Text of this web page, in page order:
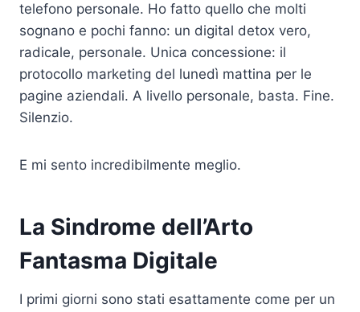
telefono personale. Ho fatto quello che molti
sognano e pochi fanno: un digital detox vero,
radicale, personale. Unica concessione: il
protocollo marketing del lunedì mattina per le
pagine aziendali. A livello personale, basta. Fine.
Silenzio.
E mi sento incredibilmente meglio.
La Sindrome dell’Arto
Fantasma Digitale
I primi giorni sono stati esattamente come per un